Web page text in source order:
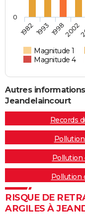
Magnitude 1
Magnitude 4
1982199319982002
0
Autres
Jeandelaincourt
Records
Pollution
Pollution
RISQUE DE
ARGILES À